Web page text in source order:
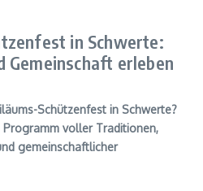
in Schwerte:
Gemeinschaft erleben
Schützenfest in Schwerte?
Programm voller Traditionen,
gemeinschaftlicher